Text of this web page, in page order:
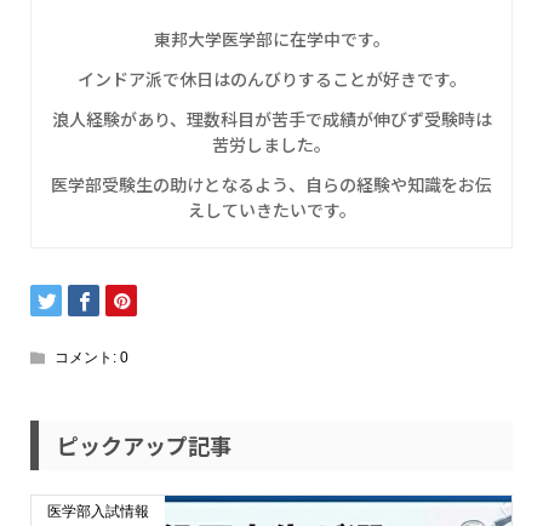
東邦大学医学部に在学中です。
インドア派で休日はのんびりすることが好きです。
浪人経験があり、理数科目が苦手で成績が伸びず受験時は
苦労しました。
医学部受験生の助けとなるよう、自らの経験や知識をお伝
えしていきたいです。
コメント: 0
ピックアップ記事
医学部入試情報